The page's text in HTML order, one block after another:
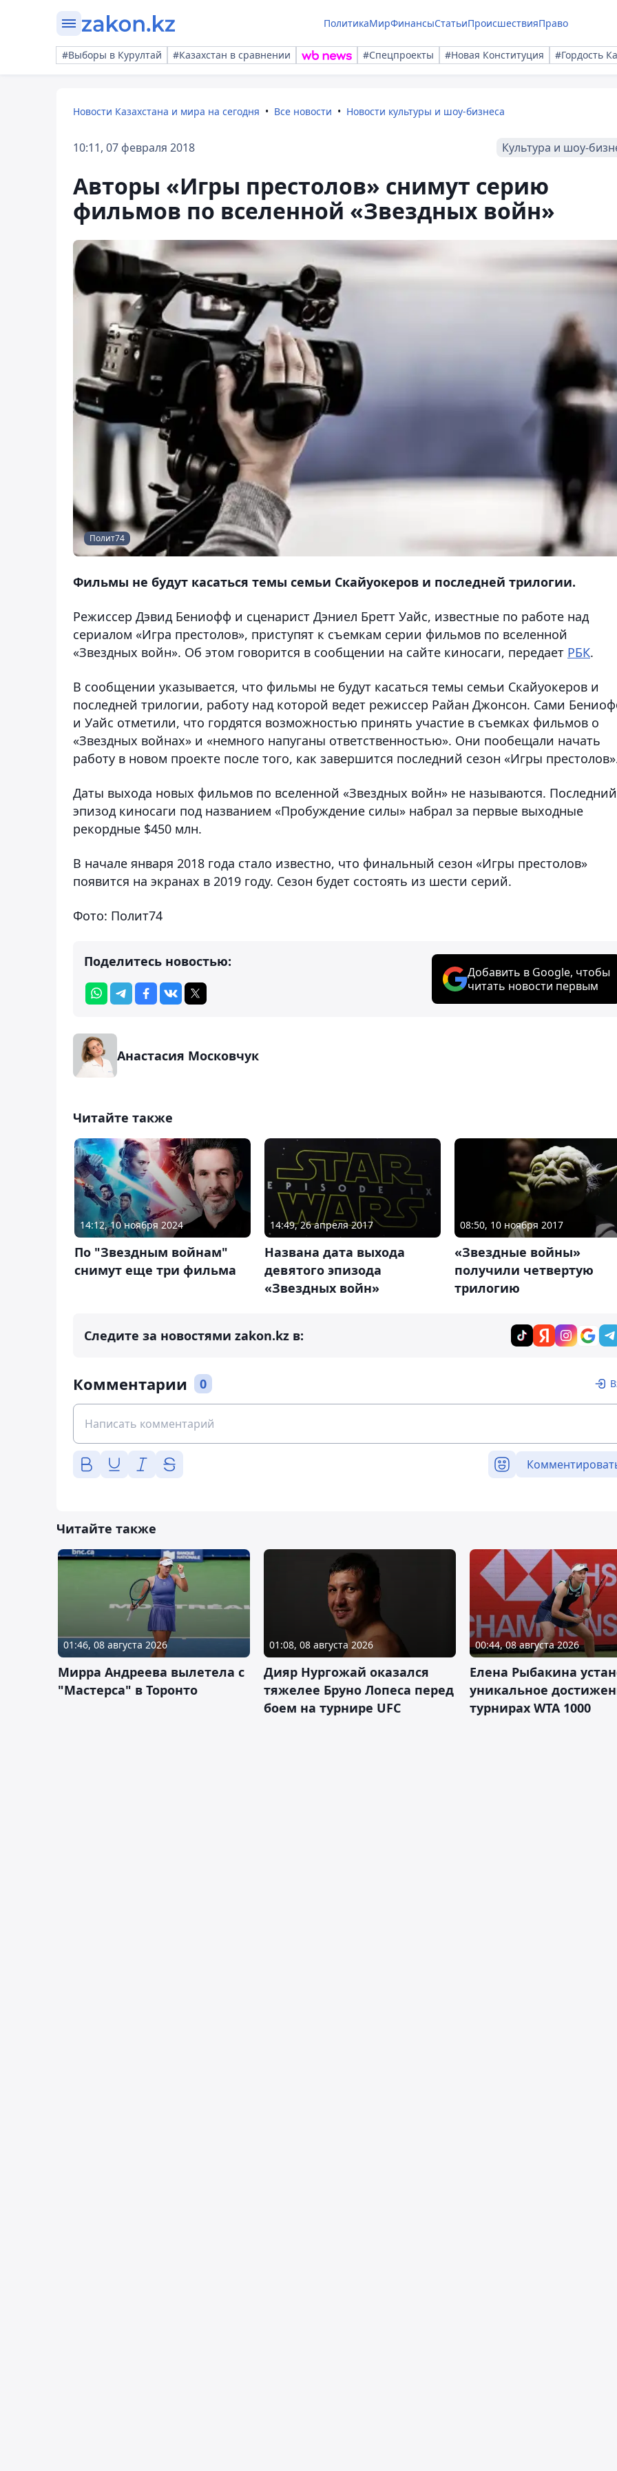
ПолитикаМирФинансыСтатьиПроисшествияПраво
#Выборы в Курултай #Казахстан в сравнении #Спецпроекты #Новая Конституция #Гордость
Новости Казахстана и мира на сегодня Все новости Новости культуры и шоу-бизнеса
10:11, 07 февраля 2018 Культура и шоу-
Авторы «Игры престолов» снимут серию
фильмов по вселенной «Звездных войн»
Полит74
Фильмы не будут касаться темы семьи Скайуокеров и последней трилогии.
Режиссер Дэвид Бениофф и сценарист Дэниел Бретт Уайс, известные по работе над
сериалом «Игра престолов», приступят к съемкам серии фильмов по вселенной
«Звездных войн». Об этом говорится в сообщении на сайте киносаги, передает РБК.
В сообщении указывается, что фильмы не будут касаться темы семьи Скайуокеров и
последней трилогии, работу над которой ведет режиссер Райан Джонсон. Сами
и Уайс отметили, что гордятся возможностью принять участие в съемках фильмов о
«Звездных войнах» и «немного напуганы ответственностью». Они пообещали начать
работу в новом проекте после того, как завершится последний сезон «Игры
Даты выхода новых фильмов по вселенной «Звездных войн» не называются. Последний
эпизод киносаги под названием «Пробуждение силы» набрал за первые выходные
рекордные $450 млн.
В начале января 2018 года стало известно, что финальный сезон «Игры престолов»
появится на экранах в 2019 году. Сезон будет состоять из шести серий.
Фото: Полит74
Поделитесь новостью:
Добавить в Google, чтобы
читать новости первым
Анастасия Московчук
Читайте также
14:12, 10 ноября 2024
По "Звездным войнам"
снимут еще три фильма
14:49, 26 апреля 2017
Названа дата выхода
девятого эпизода
«Звездных войн»
08:50, 10 ноября 2017
«Звездные войны»
получили четвертую
трилогию
Следите за новостями zakon.kz в:
Комментарии 0
Читайте также
01:46, 08 августа 2026
Мирра Андреева вылетела с
"Мастерса" в Торонто
01:08, 08 августа 2026
Дияр Нургожай оказался
тяжелее Бруно Лопеса перед
боем на турнире UFC
00:44, 08 августа 2026
Елена Рыбакина
уникальное
турнирах WTA 1000